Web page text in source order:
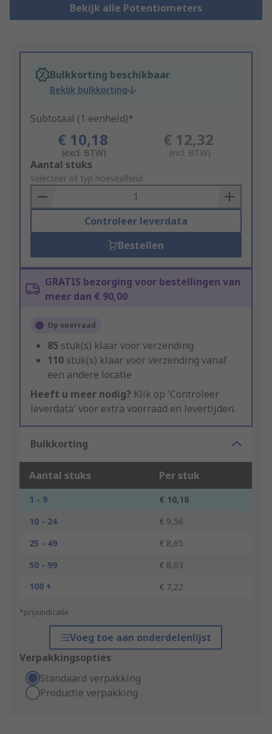
Bekijk alle Potentiometers
Bulkkorting beschikbaar
Bekijk bulkkorting
Subtotaal (1 eenheid)*
€ 10,18
(excl. BTW)
€ 12,32
(incl. BTW)
Add
to
Basket
Aantal stuks
selecteer of typ hoeveelheid
Controleer leverdata
Bestellen
GRATIS bezorging voor bestellingen van
meer dan € 90,00
Op voorraad
85 stuk(s) klaar voor verzending
110 stuk(s) klaar voor verzending vanaf
een andere locatie
Heeft u meer nodig? Klik op 'Controleer
leverdata' voor extra voorraad en levertijden.
Bulkkorting
Aantal stuks Per stuk
1 - 9
€ 10,18
10 - 24
€ 9,56
25 - 49
€ 8,65
50 - 99
€ 8,03
100 +
€ 7,22
*prijsindicatie
Voeg toe aan onderdelenlijst
Verpakkingsopties
Standaard verpakking
Productie verpakking